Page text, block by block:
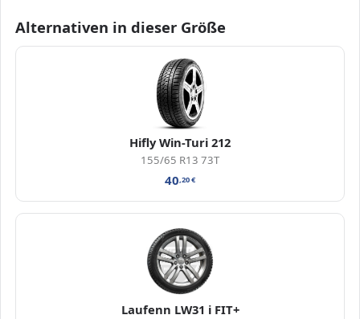
Alternativen in dieser Größe
Hifly Win-Turi 212
155/65 R13 73T
40,20€
Laufenn LW31 i FIT+